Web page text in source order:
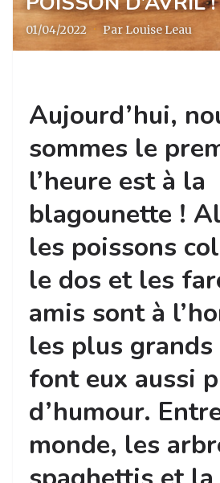
01/04/2022 · Par Louise Leau
Aujourd’hui,
sommes le
l’heure est à la
blagounette !
les poissons
le dos et les
amis sont à
les plus grands
font eux aussi
d’humour.
monde, les